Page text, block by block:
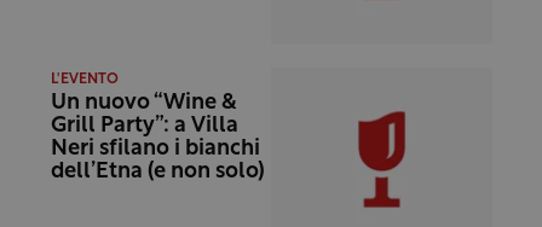
L'EVENTO
Un nuovo “Wine &
Grill Party”: a Villa
Neri sfilano i bianchi
dell’Etna (e non solo)